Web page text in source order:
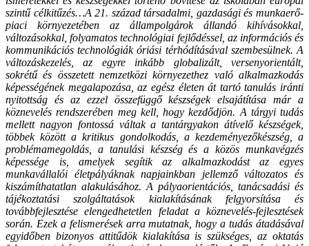
szintű célkitűzés…A 21. század társadalmi, gazdasági és munkaerő-
piaci környezetében az állampolgárok állandó kihívásokkal,
változásokkal, folyamatos technológiai fejlődéssel, az információs és
kommunikációs technológiák óriási térhódításával szembesülnek. A
változáskezelés, az egyre inkább globalizált, versenyorientált,
sokrétű és összetett nemzetközi környezethez való alkalmazkodás
képességének megalapozása, az egész életen át tartó tanulás iránti
nyitottság és az ezzel összefüggő készségek elsajátítása már a
köznevelés rendszerében meg kell, hogy kezdődjön. A tárgyi tudás
mellett nagyon fontossá váltak a tantárgyakon átívelő készségek,
többek között a kritikus gondolkodás, a kezdeményezőkészség, a
problémamegoldás, a tanulási készség és a közös munkavégzés
képessége is, amelyek segítik az alkalmazkodást az egyes
munkavállalói életpályáknak napjainkban jellemző változatos és
kiszámíthatatlan alakulásához. A pályaorientációs, tanácsadási és
tájékoztatási szolgáltatások kialakításának felgyorsítása és
továbbfejlesztése elengedhetetlen feladat a köznevelés-fejlesztések
során. Ezek a felismerések arra mutatnak, hogy a tudás átadásával
egyidőben bizonyos attitűdök kialakítása is szükséges, az oktatás